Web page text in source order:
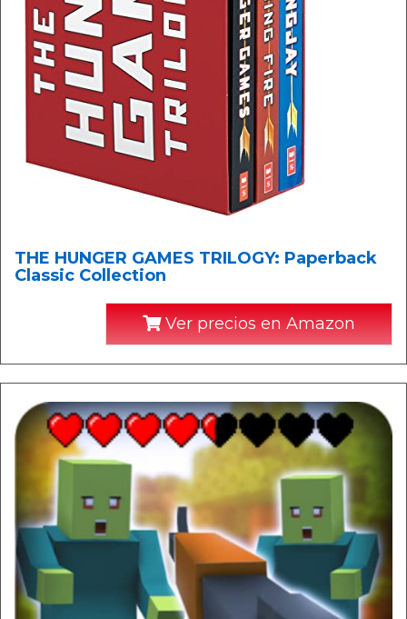
THE HUNGER GAMES TRILOGY: Paperback
Classic Collection
Ver precios en Amazon